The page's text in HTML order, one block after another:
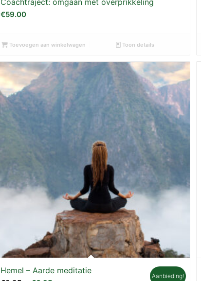
€59.00
Toevoegen aan winkelwagen Toon details
Hemel – Aarde meditatie
Aanbieding!